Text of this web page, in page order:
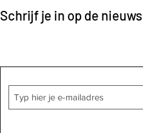
Schrijf je in op de